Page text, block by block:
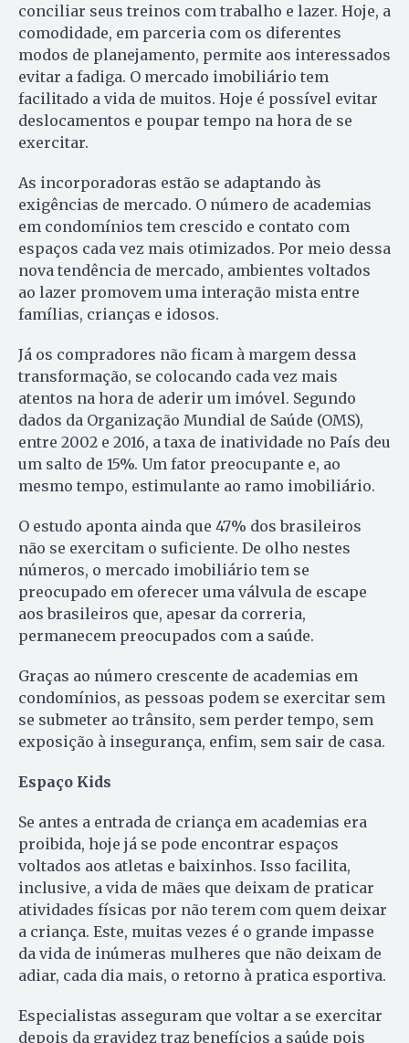
conciliar seus treinos com trabalho e lazer. Hoje, a
comodidade, em parceria com os diferentes
modos de planejamento, permite aos interessados
evitar a fadiga. O mercado imobiliário tem
facilitado a vida de muitos. Hoje é possível evitar
deslocamentos e poupar tempo na hora de se
exercitar.
As incorporadoras estão se adaptando às
exigências de mercado. O número de academias
em condomínios tem crescido e contato com
espaços cada vez mais otimizados. Por meio dessa
nova tendência de mercado, ambientes voltados
ao lazer promovem uma interação mista entre
famílias, crianças e idosos.
Já os compradores não ficam à margem dessa
transformação, se colocando cada vez mais
atentos na hora de aderir um imóvel. Segundo
dados da Organização Mundial de Saúde (OMS),
entre 2002 e 2016, a taxa de inatividade no País deu
um salto de 15%. Um fator preocupante e, ao
mesmo tempo, estimulante ao ramo imobiliário.
O estudo aponta ainda que 47% dos brasileiros
não se exercitam o suficiente. De olho nestes
números, o mercado imobiliário tem se
preocupado em oferecer uma válvula de escape
aos brasileiros que, apesar da correria,
permanecem preocupados com a saúde.
Graças ao número crescente de academias em
condomínios, as pessoas podem se exercitar sem
se submeter ao trânsito, sem perder tempo, sem
exposição à insegurança, enfim, sem sair de casa.
Espaço Kids
Se antes a entrada de criança em academias era
proibida, hoje já se pode encontrar espaços
voltados aos atletas e baixinhos. Isso facilita,
inclusive, a vida de mães que deixam de praticar
atividades físicas por não terem com quem deixar
a criança. Este, muitas vezes é o grande impasse
da vida de inúmeras mulheres que não deixam de
adiar, cada dia mais, o retorno à pratica esportiva.
Especialistas asseguram que voltar a se exercitar
depois da gravidez traz benefícios a saúde pois